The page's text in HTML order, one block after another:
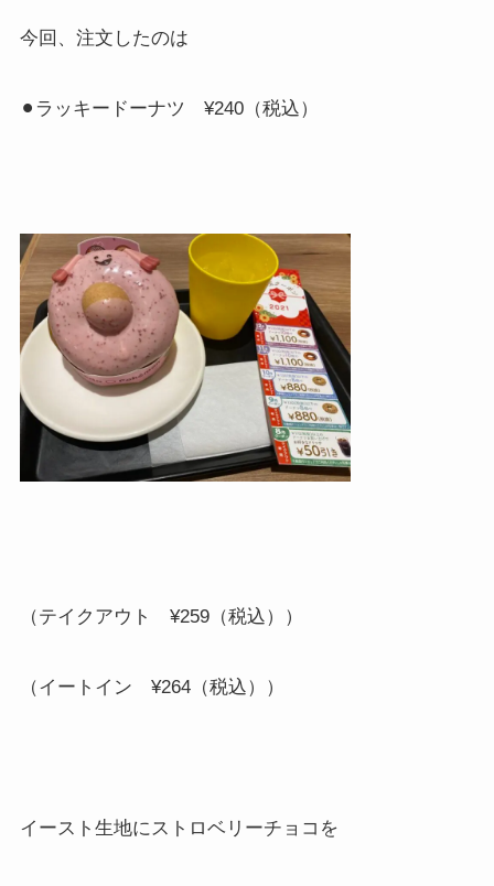
今回、注文したのは
⚫︎ラッキードーナツ ¥240（税込）
（テイクアウト ¥259（税込））
（イートイン ¥264（税込））
イースト生地にストロベリーチョコを